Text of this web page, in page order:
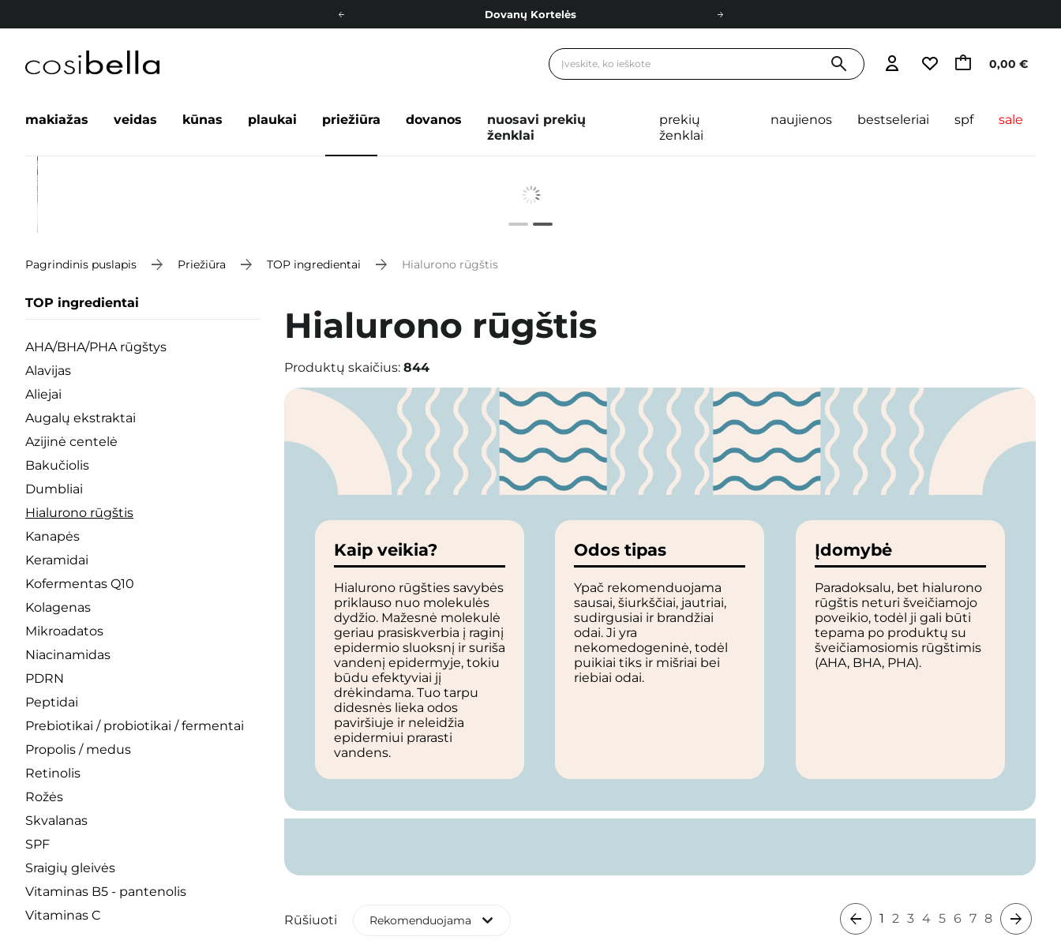
Dovanų Kortelės
Nemokamas pristatymas nuo 40,00 € 0,00 €
makiažas veidas kūnas plaukai priežiūra dovanos
nuosavi prekių
ženklai
prekių
ženklai
naujienos bestseleriai spf sale
Pagrindinis puslapis Priežiūra TOP ingredientai Hialurono rūgštis
TOP ingredientai
AHA/BHA/PHA rūgštys
Alavijas
Aliejai
Augalų ekstraktai
Azijinė centelė
Bakučiolis
Dumbliai
Hialurono rūgštis
Kanapės
Keramidai
Kofermentas Q10
Kolagenas
Mikroadatos
Niacinamidas
PDRN
Peptidai
Prebiotikai / probiotikai / fermentai
Propolis / medus
Retinolis
Rožės
Skvalanas
SPF
Sraigių gleivės
Vitaminas B5 - pantenolis
Vitaminas C
Hialurono rūgštis
Produktų skaičius: 844
Kaip veikia?
Hialurono rūgšties savybės
priklauso nuo molekulės
dydžio. Mažesnė molekulė
geriau prasiskverbia į raginį
epidermio sluoksnį ir suriša
vandenį epidermyje, tokiu
būdu efektyviai jį
drėkindama. Tuo tarpu
didesnės lieka odos
paviršiuje ir neleidžia
epidermiui prarasti
vandens.
Odos tipas
Ypač rekomenduojama
sausai, šiurkščiai, jautriai,
sudirgusiai ir brandžiai
odai. Ji yra
nekomedogeninė, todėl
puikiai tiks ir mišriai bei
riebiai odai.
Įdomybė
Paradoksalu, bet hialurono
rūgštis neturi šveičiamojo
poveikio, todėl ji gali būti
tepama po produktų su
šveičiamosiomis rūgštimis
(AHA, BHA, PHA).
Rūšiuoti Rekomenduojama 1 2 3 4 5 6 7 8